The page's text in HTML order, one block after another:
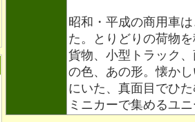
昭和・平成の商用車
た。とりどりの荷物
貨物、小型トラック
の色、あの形。懐か
にいた、真面目でひ
ミニカーで集めるユ